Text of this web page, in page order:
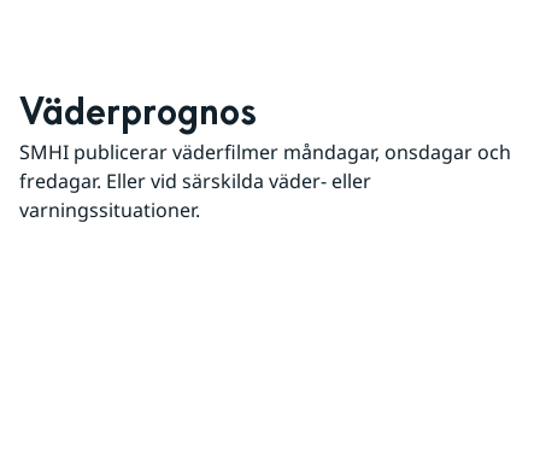
Väderprognos
SMHI publicerar väderfilmer måndagar, onsdagar och
fredagar. Eller vid särskilda väder- eller
varningssituationer.